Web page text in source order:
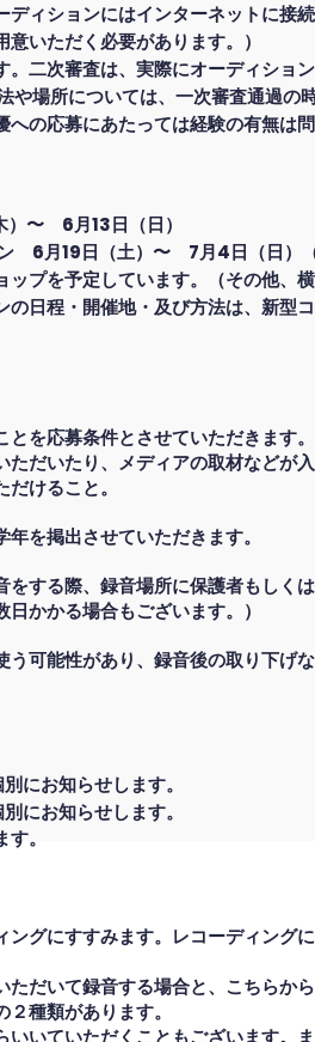
ィションにはインターネットに接
いただく必要があります。）
二次審査は、実際にオーディショ
や場所については、一次審査通過の
への応募にあたっては経験の有無は問
〜 6月13日（日）
6月19日（土）〜 7月4日（日）
プを予定しています。（その他、
の日程・開催地・及び方法は、新型
を応募条件とさせていただきます。
だいたり、メディアの取材などが
けること。
を掲出させていただきます。
する際、録音場所に保護者もしく
かかる場合もございます。）
可能性があり、録音後の取り下げ
にお知らせします。
にお知らせします。
。
グにすすみます。レコーディング
だいて録音する場合と、こちらか
種類があります。
いていただくこともございます。